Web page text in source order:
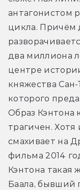
антагонистом
цикла. Причём
два миллиона
центре
княжества
которого
Образ Кэнтона
трагичен.
смахивает на
фильма 2014
Кэнтона такая
Баала, бывший